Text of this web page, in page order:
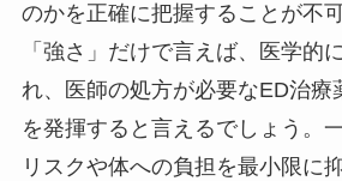
のかを正確に把握することが不
「強さ」だけで言えば、医学的
れ、医師の処方が必要なED治療
を発揮すると言えるでしょう。
リスクや体への負担を最小限に